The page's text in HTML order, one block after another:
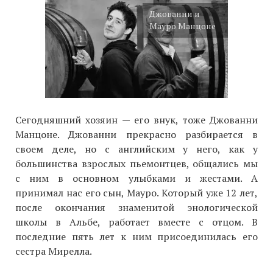
Джованни и
Мауро Манцоне
Сегодняшний хозяин — его внук, тоже Джованни
Манцоне. Джованни прекрасно разбирается в
своем деле, но с английским у него, как у
большинства взрослых пьемонтцев, общались мы
с ним в основном улыбками и жестами. А
принимал нас его сын, Мауро. Который уже 12 лет,
после окончания знаменитой энологической
школы в Альбе, работает вместе с отцом. В
последние пять лет к ним присоединилась его
сестра Мирелла.